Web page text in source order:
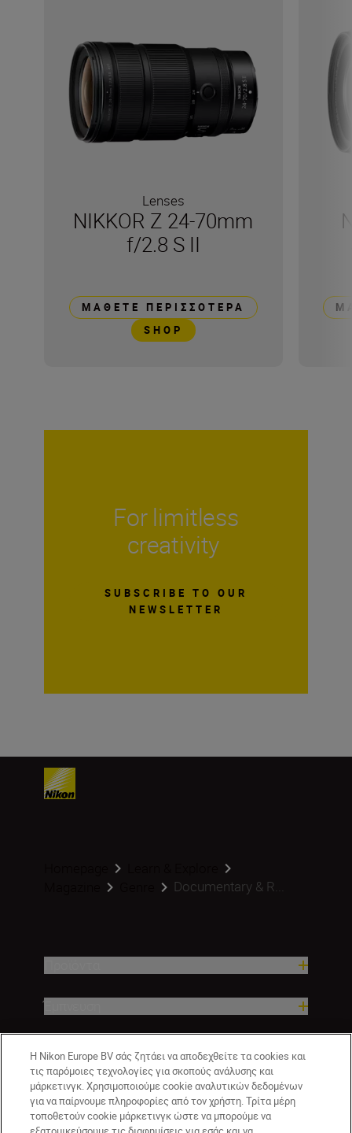
Lenses
NIKKOR Z 24-70mm
f/2.8 S II
ΜΆΘΕΤΕ ΠΕΡΙΣΣΌΤΕΡΑ
SHOP
For limitless
creativity
SUBSCRIBE TO OUR
NEWSLETTER
Documentary & R...
Εταιρεία
Η Nikon Europe BV σάς ζητάει να αποδεχθείτε τα cookies και
τις παρόμοιες τεχνολογίες για σκοπούς ανάλυσης και
μάρκετινγκ. Χρησιμοποιούμε cookie αναλυτικών δεδομένων
για να παίρνουμε πληροφορίες από τον χρήστη. Τρίτα μέρη
τοποθετούν cookie μάρκετινγκ ώστε να μπορούμε να